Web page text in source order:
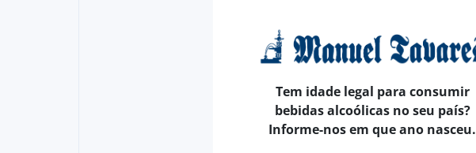
Tem idade legal para consumir
bebidas alcoólicas no seu país?
Informe-nos em que ano nasceu.